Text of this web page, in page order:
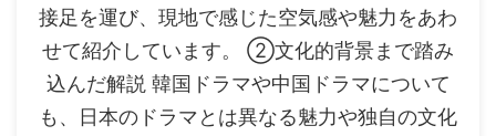
接足を運び、現地で感じた空気感や魅力をあわ
せて紹介しています。 ②文化的背景まで踏み
込んだ解説 韓国ドラマや中国ドラマについて
も、日本のドラマとは異なる魅力や独自の文化